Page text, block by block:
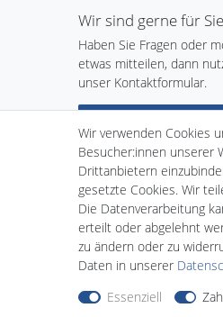
Wir sind gerne für
Haben Sie Fragen oder
etwas mitteilen, dann
unser Kontaktformular.
Wir verwenden Cookies
Besucher:innen unserer
Drittanbietern
gesetzte Cookies. Wir
Die Datenverarbeitung
erteilt oder abgelehnt
zu ändern oder zu
Daten in unserer
Essenziell